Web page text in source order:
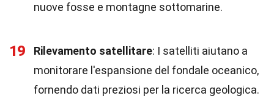
nuove fosse e montagne sottomarine.
19 Rilevamento satellitare: I satelliti aiutano a
monitorare l'espansione del fondale oceanico,
fornendo dati preziosi per la ricerca geologica.